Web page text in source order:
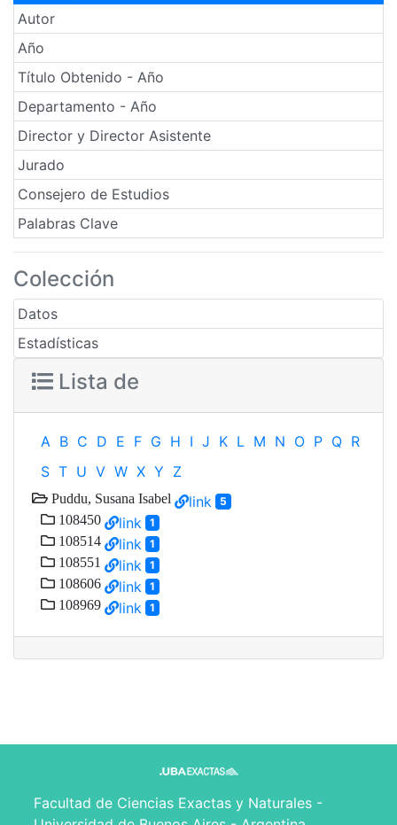
Autor
Año
Título Obtenido - Año
Departamento - Año
Director y Director Asistente
Jurado
Consejero de Estudios
Palabras Clave
Colección
Datos
Estadísticas
Lista de
A B C D E F G H I J K L M N O P Q R
S T U V W X Y Z
Puddu, Susana Isabel link 5
108450 link 1
108514 link 1
108551 link 1
108606 link 1
108969 link 1
Facultad de Ciencias Exactas y Naturales -